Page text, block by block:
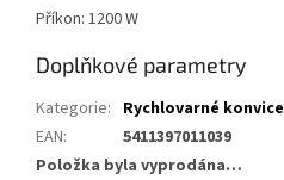
Příkon: 1200 W
Doplňkové parametry
Kategorie: Rychlovarné konvice
EAN:
5411397011039
Položka byla vyprodána…